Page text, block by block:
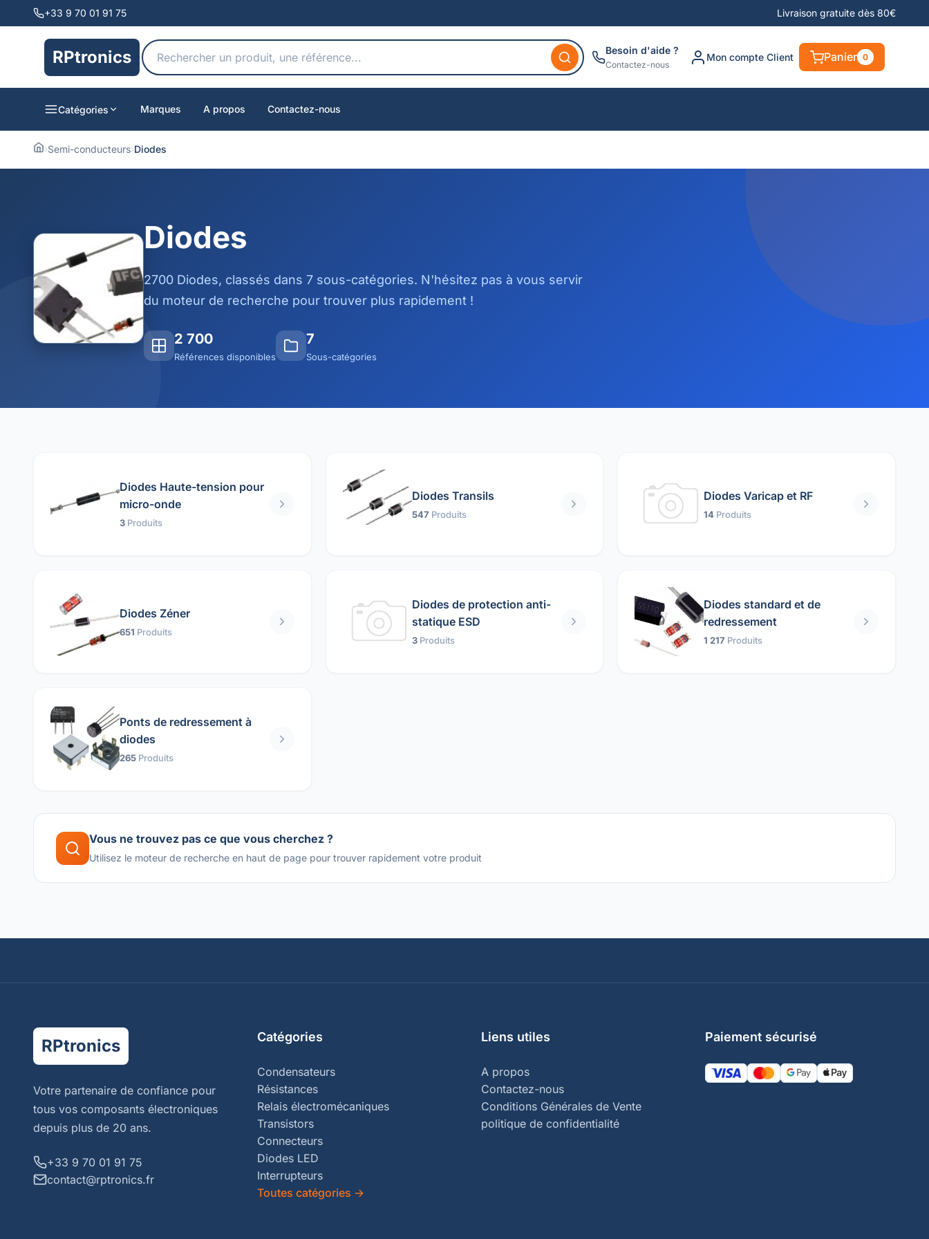
+33 9 70 01 91 75 Livraison gratuite dès 80€
RPtronics Besoin d'aide ?
Contactez-nous
Mon compte Client Panier 0
Catégories Marques A propos Contactez-nous
›Semi-conducteurs›Diodes
Diodes
2700 Diodes, classés dans 7 sous-catégories. N'hésitez pas à vous servir
du moteur de recherche pour trouver plus rapidement !
2 700
Références disponibles
7
Sous-catégories
Diodes Haute-tension pour
micro-onde
3 Produits
Diodes Transils
547 Produits
Diodes Varicap et RF
14 Produits
Diodes Zéner
651 Produits
Diodes de protection anti-
statique ESD
3 Produits
Diodes standard et de
redressement
1 217 Produits
Ponts de redressement à
diodes
265 Produits
Vous ne trouvez pas ce que vous cherchez ?
Utilisez le moteur de recherche en haut de page pour trouver rapidement votre produit
RPtronics
Votre partenaire de confiance pour
tous vos composants électroniques
depuis plus de 20 ans.
+33 9 70 01 91 75
contact@rptronics.fr
Catégories
Condensateurs
Résistances
Relais électromécaniques
Transistors
Connecteurs
Diodes LED
Interrupteurs
Toutes catégories →
Liens utiles
A propos
Contactez-nous
Conditions Générales de Vente
politique de confidentialité
Paiement sécurisé